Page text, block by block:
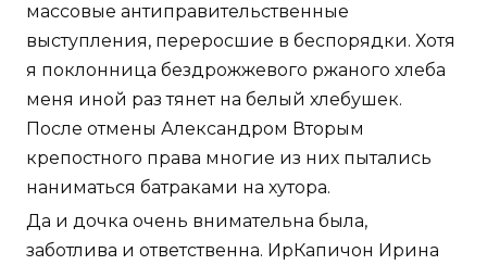
массовые антиправительственные
выступления, переросшие в беспорядки. Хотя
я поклонница бездрожжевого ржаного хлеба
меня иной раз тянет на белый хлебушек.
После отмены Александром Вторым
крепостного права многие из них пытались
наниматься батраками на хутора.
Да и дочка очень внимательна была,
заботлива и ответственна. ИрКапичон Ирина